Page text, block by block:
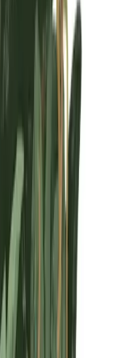
Hybrid Strains